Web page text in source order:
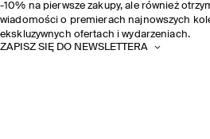
-10% na pierwsze zakupy, ale również
wiadomości o premierach najnowszych
ekskluzywnych ofertach i wydarzeniach.
ZAPISZ SIĘ DO NEWSLETTERA